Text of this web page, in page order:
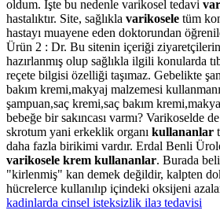
oldum. İşte bu nedenle varikosel tedavi
hastalıktır. Site, sağlıkla varikosele tüm
hastayı muayene eden doktorundan
Ürün 2 : Dr. Bu sitenin içeriği
hazırlanmış olup sağlıkla ilgili konularda
reçete bilgisi özelliği taşımaz. Gebelikte
bakım kremi,makyaj malzemesi
şampuan,saç kremi,saç bakım
bebeğe bir sakıncası varmı? Varikoselde
skrotum yani erkeklik organı kullananlar
daha fazla birikimi vardır. Erdal Benli
varikosele krem kullananlar. Burada
"kirlenmiş" kan demek değildir, kalpten
hücrelerce kullanılıp içindeki oksijeni
kadinlarda cinsel isteksizlik ilaз tedavisi